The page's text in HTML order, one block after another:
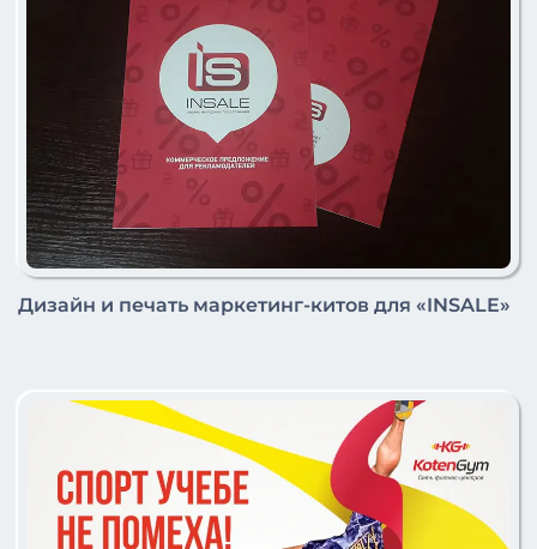
Дизайн и печать маркетинг-китов для «INSALE»